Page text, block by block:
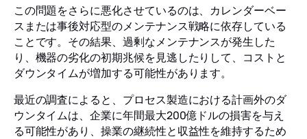
この問題をさらに悪化させているのは、カレンダーベー
スまたは事後対応型のメンテナンス戦略に依存している
ことです。その結果、過剰なメンテナンスが発生した
り、機器の劣化の初期兆候を見逃したりして、コストと
ダウンタイムが増加する可能性があります。
最近の調査によると、プロセス製造における計画外のダ
ウンタイムは、企業に年間最大200億ドルの損害を与え
る可能性があり、操業の継続性と収益性を維持するため